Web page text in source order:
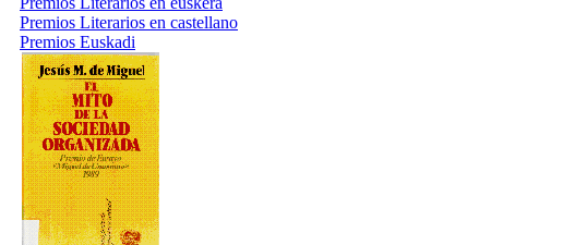
Premios Literarios en castellano
Premios Euskadi